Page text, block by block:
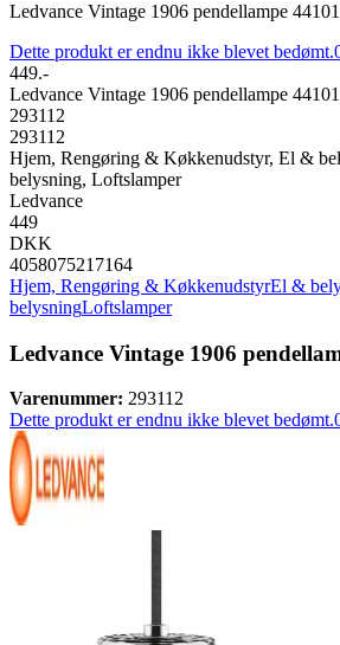
Ledvance Vintage 1906 pendellampe
Dette produkt er endnu ikke blevet bedømt.
449.-
Ledvance Vintage 1906 pendellampe
293112
293112
Hjem, Rengøring & Køkkenudstyr, El &
belysning, Loftslamper
Ledvance
449
DKK
4058075217164
Hjem, Rengøring & KøkkenudstyrEl &
belysningLoftslamper
Ledvance Vintage 1906
Varenummer: 293112
Dette produkt er endnu ikke blevet bedømt.